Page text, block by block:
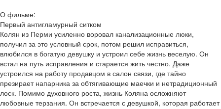
О фильме:
Первый антигламурный ситком
Колян из Перми усиленно воровал канализационные люки,
получил за это условный срок, потом решил исправиться,
влюбился в богатую девушку и устроил себе жизнь веселую. Он
встал на путь исправления и старается жить честно. Даже
устроился на работу продавцом в салон связи, где тайно
презирает напарника за обтягивающие маечки и нетрадиционный
лоск. Помимо духовного роста, жизнь Коляна осложняют
любовные терзания. Он встречается с девушкой, которая работает